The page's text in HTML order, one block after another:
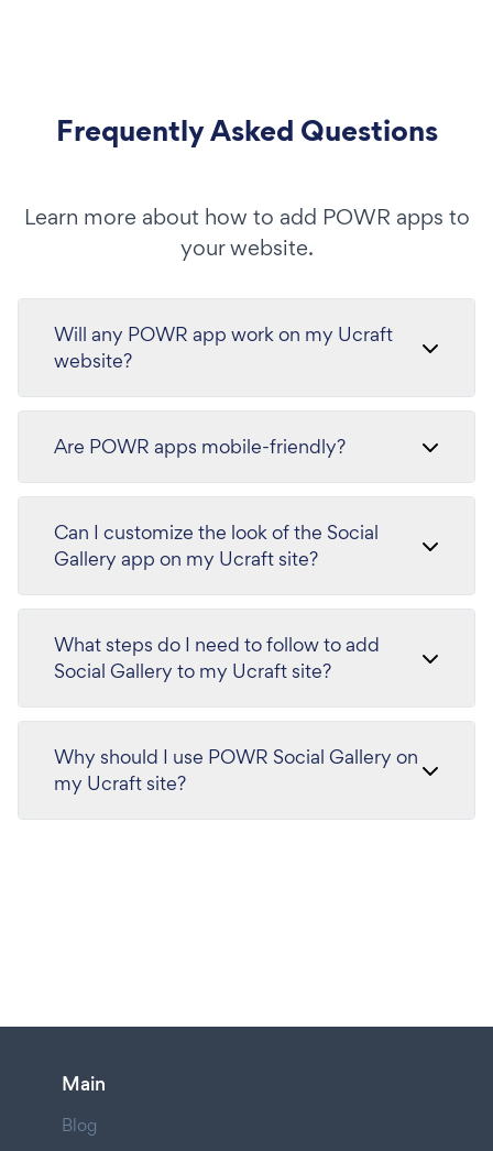
Frequently Asked Questions
Learn more about how to add POWR apps to
your website.
Will any POWR app work on my Ucraft
website?
Are POWR apps mobile-friendly?
Can I customize the look of the Social
Gallery app on my Ucraft site?
What steps do I need to follow to add
Social Gallery to my Ucraft site?
Why should I use POWR Social Gallery on
my Ucraft site?
Main
Blog